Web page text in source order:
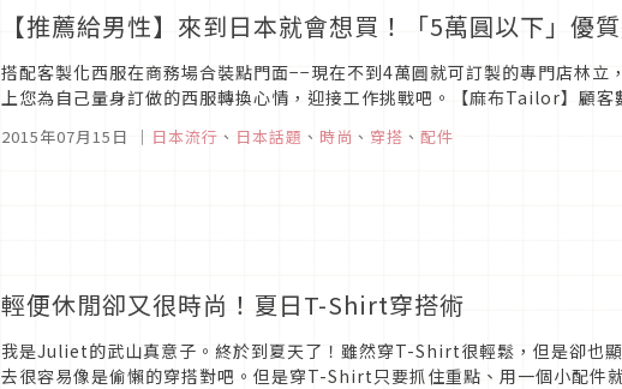
【推薦給男性】來到日本就會想買！「5萬圓以下」優
搭配客製化西服在商務場合裝點門面−−現在不到4萬圓就可訂製的專門店林立
上您為自己量身訂做的西服轉換心情，迎接工作挑戰吧。【麻布Tailor】顧客
2015年07月15日 ｜ 日本流行 、 日本話題 、 時尚 、 穿搭 、 配件
輕便休閒卻又很時尚！夏日T-Shirt穿搭術
我是Juliet的武山真意子。終於到夏天了！雖然穿T-Shirt很輕鬆，但是卻也
去很容易像是偷懶的穿搭對吧。但是穿T-Shirt只要抓住重點、用一個小配件